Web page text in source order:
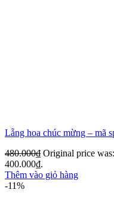
Lẵng hoa chúc mừng – mã
480.000₫ Original price
400.000₫.
Thêm vào giỏ hàng
-11%